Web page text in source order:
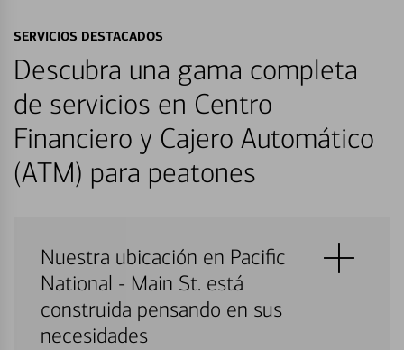
SERVICIOS DESTACADOS
Descubra una gama completa
de servicios en Centro
Financiero y Cajero Automático
(ATM) para peatones
Nuestra ubicación en Pacific
National - Main St. está
construida pensando en sus
necesidades